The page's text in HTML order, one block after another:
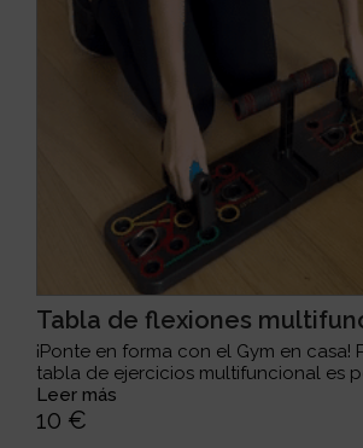
Tabla de flexiones
¡Ponte en forma con el Gym en casa!
tabla de ejercicios multifuncional es
Leer más
10 €